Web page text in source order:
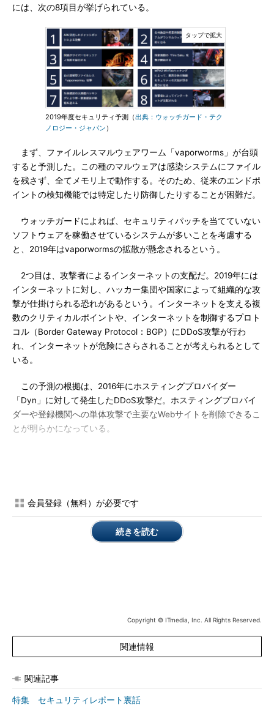
には、次の8項目が挙げられている。
2019年度セキュリティ予測（出典：ウォッチガード・テク
ノロジー・ジャパン）
まず、ファイルレスマルウェアワーム「vaporworms」が台頭
すると予測した。この種のマルウェアは感染システムにファイル
を残さず、全てメモリ上で動作する。そのため、従来のエンドポ
イントの検知機能では特定したり防御したりすることが困難だ。
ウォッチガードによれば、セキュリティパッチを当てていない
ソフトウェアを稼働させているシステムが多いことを考慮する
と、2019年はvaporwormsの拡散が懸念されるという。
2つ目は、攻撃者によるインターネットの支配だ。2019年には
インターネットに対し、ハッカー集団や国家によって組織的な攻
撃が仕掛けられる恐れがあるという。インターネットを支える複
数のクリティカルポイントや、インターネットを制御するプロト
コル（Border Gateway Protocol：BGP）にDDoS攻撃が行わ
れ、インターネットが危険にさらされることが考えられるとして
いる。
この予測の根拠は、2016年にホスティングプロバイダー
「Dyn」に対して発生したDDoS攻撃だ。ホスティングプロバイ
ダーや登録機関への単体攻撃で主要なWebサイトを削除できるこ
とが明らかになっている。
に対して強い意志を持って取り組むと予測した。
その他、AI（人工知能）を活用したチャットbotによる攻撃、
生体認証の大規模ハッキングによる認証の多要素化、映画「ダイ
このうちのFire Sale攻撃は、都市や州の交通システムや金融シ
ステム、公共機関、通信インフラを標的とした同時多発サイバー
攻撃。映画では、この攻撃によって引き起こされた混乱に乗じて
ウォッチガードでは、国家やテロリストはこうした攻撃能力を
既に備えていることが、最新のサイバーセキュリティインシデン
会員登録（無料）が必要です
続きを読む
Copyright © ITmedia, Inc. All Rights Reserved.
関連情報
関連記事
特集 セキュリティレポート裏話